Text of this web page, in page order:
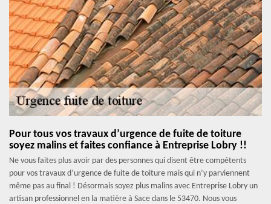
Pour tous vos travaux d’urgence de fuite de toiture
soyez malins et faites confiance à Entreprise Lobry !!
Ne vous faites plus avoir par des personnes qui disent être compétents
pour vos travaux d’urgence de fuite de toiture mais qui n’y parviennent
même pas au final ! Désormais soyez plus malins avec Entreprise Lobry un
artisan professionnel en la matière à Sace dans le 53470. Nous vous